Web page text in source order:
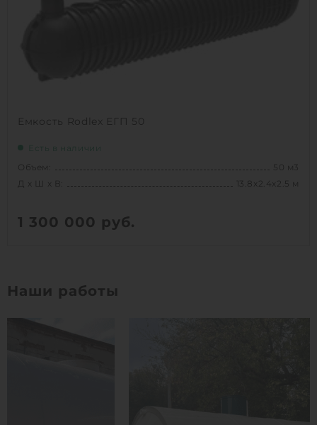
Емкость Rodlex ЕГП 50
Есть в наличии
Объем:
50 м3
Д х Ш х В:
13.8х2.4х2.5 м
Объем:
1
1 300 000 руб.
Наши работы